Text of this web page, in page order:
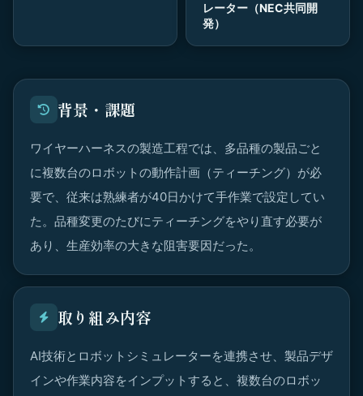
レーター（NEC共同開
発）
背景・課題
ワイヤーハーネスの製造工程では、多品種の製品ごと
に複数台のロボットの動作計画（ティーチング）が必
要で、従来は熟練者が40日かけて手作業で設定してい
た。品種変更のたびにティーチングをやり直す必要が
あり、生産効率の大きな阻害要因だった。
取り組み内容
AI技術とロボットシミュレーターを連携させ、製品デザ
インや作業内容をインプットすると、複数台のロボッ